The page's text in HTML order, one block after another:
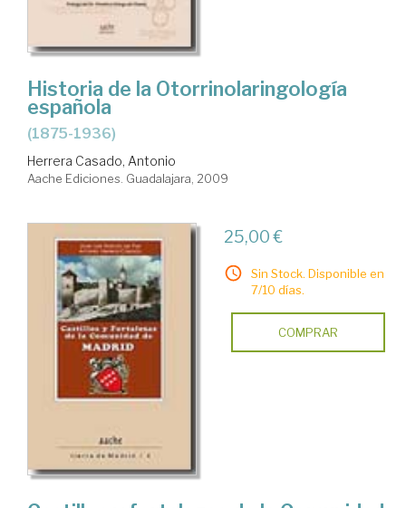
Historia de la Otorrinolaringología
española
(1875-1936)
Herrera Casado, Antonio
Aache Ediciones. Guadalajara, 2009
25,00 €
Sin Stock. Disponible en
7/10 días.
COMPRAR